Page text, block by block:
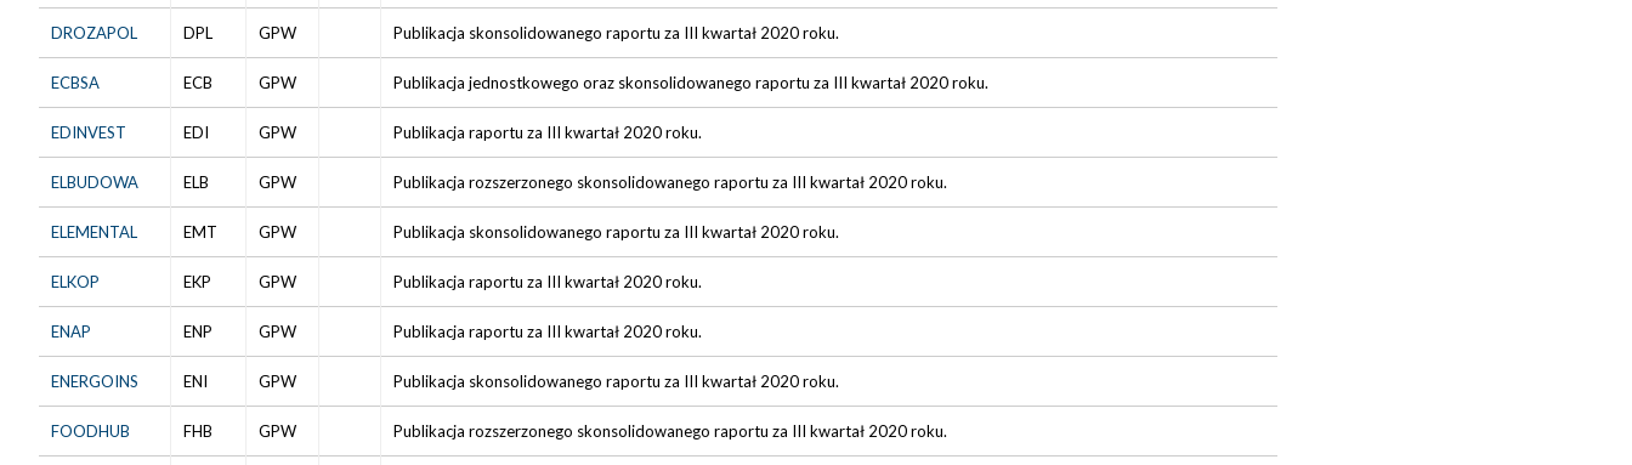
DROZAPOL DPL GPW Publikacja skonsolidowanego raportu za III kwartał 2020 roku.
ECBSA ECB GPW Publikacja jednostkowego oraz skonsolidowanego raportu za III kwartał 2020 roku.
EDINVEST EDI GPW Publikacja raportu za III kwartał 2020 roku.
ELBUDOWA ELB GPW Publikacja rozszerzonego skonsolidowanego raportu za III kwartał 2020 roku.
ELEMENTAL EMT GPW Publikacja skonsolidowanego raportu za III kwartał 2020 roku.
ELKOP EKP GPW Publikacja raportu za III kwartał 2020 roku.
ENAP ENP GPW Publikacja raportu za III kwartał 2020 roku.
ENERGOINS ENI GPW Publikacja skonsolidowanego raportu za III kwartał 2020 roku.
FOODHUB FHB GPW Publikacja rozszerzonego skonsolidowanego raportu za III kwartał 2020 roku.